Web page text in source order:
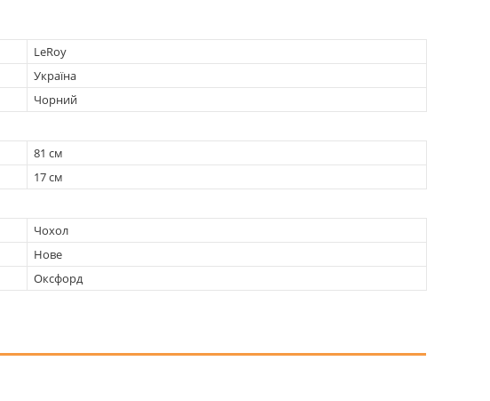
LeRoy
Україна
Чорний
81 см
17 см
Чохол
Нове
Оксфорд